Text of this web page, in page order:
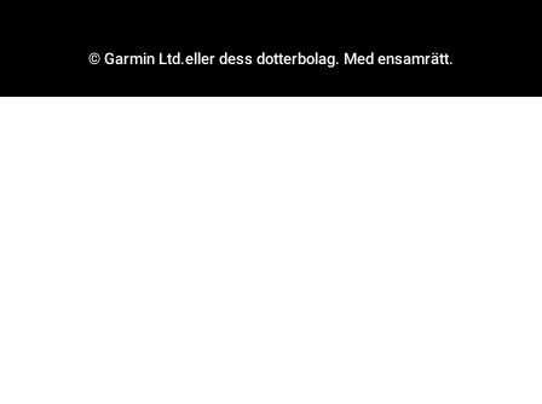
© Garmin Ltd.eller dess dotterbolag. Med ensamrätt.